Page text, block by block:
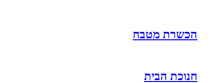
הכשרת מטבח
חנוכת הבית